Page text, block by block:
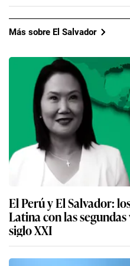
Más sobre El Salvador
El Perú y El Salvador:
Latina con las
siglo XXI